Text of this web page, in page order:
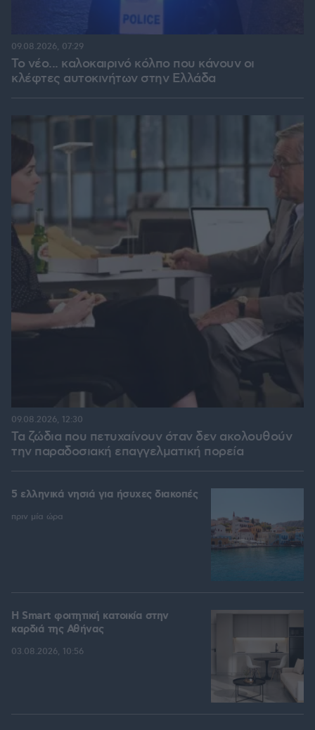
Το νέο... καλοκαιρινό κόλπο που κάνουν οι
κλέφτες αυτοκινήτων στην Ελλάδα
09.08.2026, 07:29
Τα ζώδια που πετυχαίνουν όταν δεν ακολουθούν
την παραδοσιακή επαγγελματική πορεία
09.08.2026, 12:30
5 ελληνικά νησιά για ήσυχες διακοπές
πριν μία ώρα
Η Smart φοιτητική κατοικία στην
καρδιά της Αθήνας
03.08.2026, 10:56